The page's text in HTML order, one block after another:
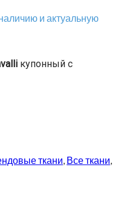
и актуальную
купонный с
ткани, Все ткани,